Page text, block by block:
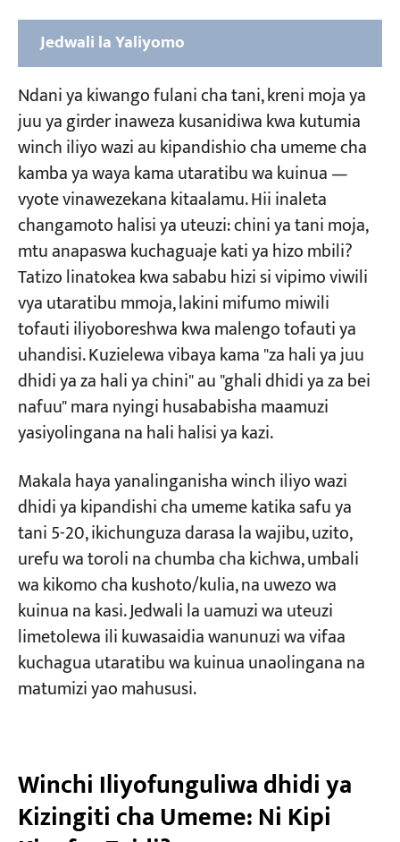
Miradi
Habari
Maombi
Kuhusu sisi
Wasiliana nasi
Jedwali la Yaliyomo
Umeme: Ni Kipi Kinafaa Zaidi?
Darasa la Ushuru na Nguvu ya Uendeshaji
Ulinganisho wa Uzito (Uwezo wa 16T, Upana
wa 16M)
Urefu wa Troli na Chumba cha Kuogelea:
Vizuizi Vidogo vya Chumba cha Kuogelea
(Uwezo wa 16T, Upana wa 16M)
Umbali wa Kushoto/Kulia wa Kikomo na
Muda wa Kufanya Kazi Ufanisi
Urefu wa Kuinua, Kasi ya Uendeshaji, na
Usanidi wa Ndoano
Ni Usanidi Upi wa Kreni ya Juu ya Girder Mara
Bado Huna Uhakika? Tunaweza Kukusaidia
Kuamua
Ndani ya kiwango fulani cha tani, kreni moja ya
juu ya girder inaweza kusanidiwa kwa kutumia
winch iliyo wazi au kipandishio cha umeme cha
kamba ya waya kama utaratibu wa kuinua —
vyote vinawezekana kitaalamu. Hii inaleta
changamoto halisi ya uteuzi: chini ya tani moja,
mtu anapaswa kuchaguaje kati ya hizo mbili?
Tatizo linatokea kwa sababu hizi si vipimo viwili
vya utaratibu mmoja, lakini mifumo miwili
tofauti iliyoboreshwa kwa malengo tofauti ya
uhandisi. Kuzielewa vibaya kama "za hali ya juu
dhidi ya za hali ya chini" au "ghali dhidi ya za bei
nafuu" mara nyingi husababisha maamuzi
yasiyolingana na hali halisi ya kazi.
Makala haya yanalinganisha winch iliyo wazi
dhidi ya kipandishi cha umeme katika safu ya
tani 5-20, ikichunguza darasa la wajibu, uzito,
urefu wa toroli na chumba cha kichwa, umbali
wa kikomo cha kushoto/kulia, na uwezo wa
kuinua na kasi. Jedwali la uamuzi wa uteuzi
limetolewa ili kuwasaidia wanunuzi wa vifaa
kuchagua utaratibu wa kuinua unaolingana na
matumizi yao mahususi.
Winchi Iliyofunguliwa dhidi ya
Kizingiti cha Umeme: Ni Kipi